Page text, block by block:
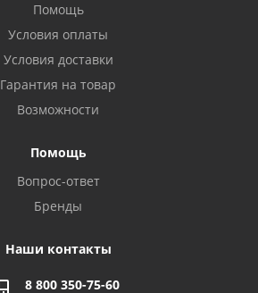
Помощь
Условия оплаты
Условия доставки
Гарантия на товар
Возможности
Помощь
Вопрос-ответ
Бренды
Наши контакты
8 800 350-75-60